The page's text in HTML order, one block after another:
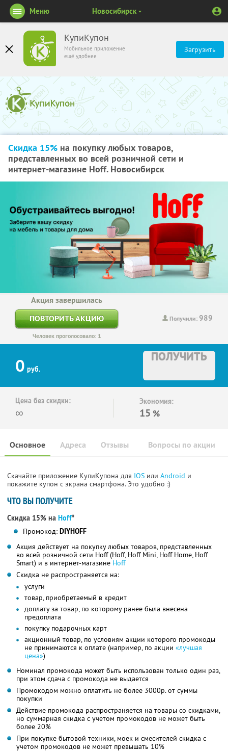
КупиКупон
Мобильное приложение
ещё удобнее
Загрузить
Меню Новосибирск
Скидка 15% на покупку любых товаров,
представленных во всей розничной сети и
интернет-магазине Hoff. Новосибирск
Получили:989
Акция завершилась
ПОВТОРИТЬ АКЦИЮ
Человек проголосовало: 1
0 руб.
ПОЛУЧИТЬ
Цена без скидки:
∞
Экономия:
15 %
Основное Отзывы Вопросы по акции
Адреса
Скачайте приложение КупиКупона для IOS или Android и
покажите купон с экрана смартфона. Это удобно :)
ЧТО ВЫ ПОЛУЧИТЕ
Скидка 15% на Hoff*
Промокод: DIYHOFF
Акция действует на покупку любых товаров, представленных
во всей розничной сети Hoff (Hoff, Hoff Mini, Hoff Home, Hoff
Smart) и в интернет-магазине Hoff
Скидка не распространяется на:
услуги
товар, приобретаемый в кредит
доплату за товар, по которому ранее была внесена
предоплата
покупку подарочных карт
акционный товар, по условиям акции которого промокоды
не принимаются к оплате (например, по акции «лучшая
цена»)
Номинал промокода может быть использован только один раз,
при этом сдача с промокода не выдается
Промокодом можно оплатить не более 3000р. от суммы
покупки
Действие промокода распространяется на товары со скидками,
но суммарная скидка с учетом промокодов не может быть
более 20%
При покупке бытовой техники, моек и смесителей скидка с
учетом промокодов не может превышать 10%